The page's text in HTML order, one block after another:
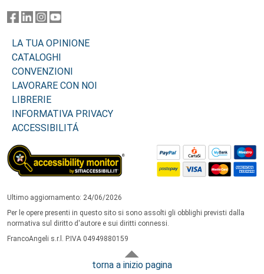
LA TUA OPINIONE
CATALOGHI
CONVENZIONI
LAVORARE CON NOI
LIBRERIE
INFORMATIVA PRIVACY
ACCESSIBILITÁ
Ultimo aggiornamento: 24/06/2026
Per le opere presenti in questo sito si sono assolti gli obblighi previsti dalla
normativa sul diritto d'autore e sui diritti connessi.
FrancoAngeli s.r.l. P.IVA 04949880159
torna a inizio pagina